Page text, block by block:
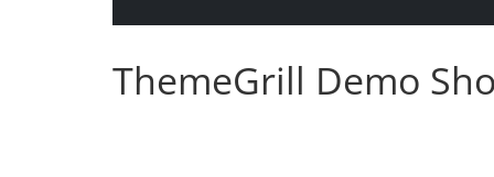
ThemeGrill Demo